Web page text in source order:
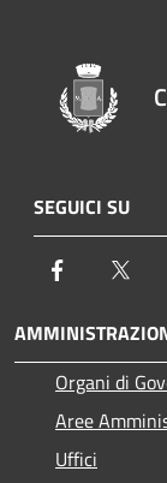
SEGUICI SU
Facebook
Organi di
Aree
Uffici